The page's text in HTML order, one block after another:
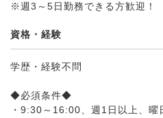
※週3～5日勤務できる方歓迎！
資格・経験
学歴・経験不問
◆必須条件◆
・9:30～16:00、週1日以上、曜